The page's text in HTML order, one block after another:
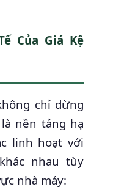
Của Giá Kệ
chỉ dừng
nền tảng hạ
linh hoạt với
nhau tùy
nhà máy: